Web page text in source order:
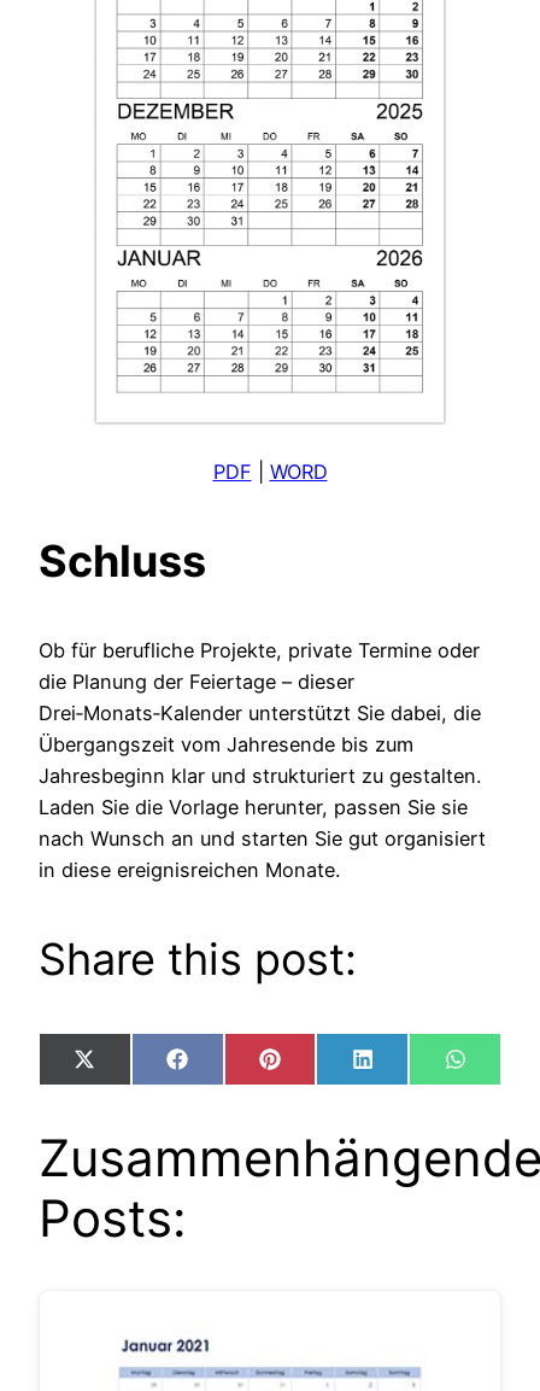
PDF WORD
Schluss
Ob für berufliche Projekte, private Termine oder
die Planung der Feiertage – dieser
Drei‑Monats‑Kalender unterstützt Sie dabei, die
Übergangszeit vom Jahresende bis zum
Jahresbeginn klar und strukturiert zu gestalten.
Laden Sie die Vorlage herunter, passen Sie sie
nach Wunsch an und starten Sie gut organisiert
in diese ereignisreichen Monate.
Share this post:
Share
on
X
(Twitter)
Share
on
FacebookShare
on
Pinterest Share
on
LinkedIn Share
on
Posts: